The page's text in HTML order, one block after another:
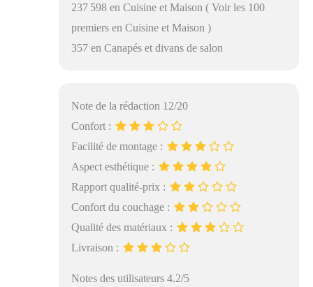
237 598 en Cuisine et Maison ( Voir les 100
premiers en Cuisine et Maison )
357 en Canapés et divans de salon
Note de la rédaction 12/20
Confort :
Facilité de montage :
Aspect esthétique :
Rapport qualité-prix :
Confort du couchage :
Qualité des matériaux :
Livraison :
Notes des utilisateurs 4.2/5